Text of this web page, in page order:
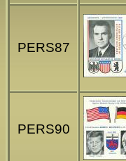
PERS87
PERS90